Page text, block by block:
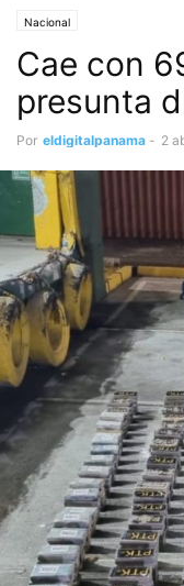
Nacional
Cae con
presunta
Por eldigitalpanama - 2